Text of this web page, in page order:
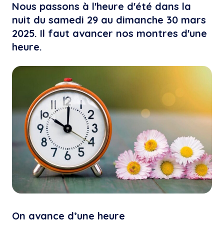
Nous passons à l'heure d'été dans la
nuit du samedi 29 au dimanche 30 mars
2025. Il faut avancer nos montres d'une
heure.
On avance d’une heure